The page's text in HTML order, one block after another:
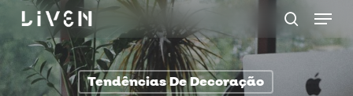
Skip
to
main
content
procurar
Menu
Tendências De Decoração